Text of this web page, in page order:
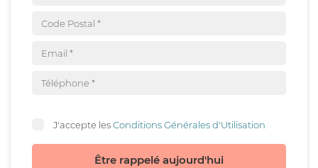
J'accepte lesConditions Générales d'Utilisation
Être rappelé aujourd'hui